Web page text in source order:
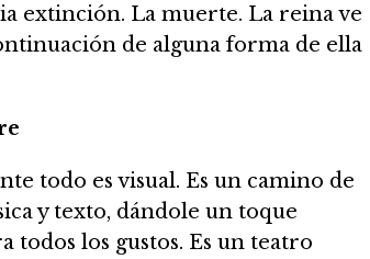
extinción. La muerte. La reina ve
de alguna forma de ella
todo es visual. Es un camino de
y texto, dándole un toque
todos los gustos. Es un teatro